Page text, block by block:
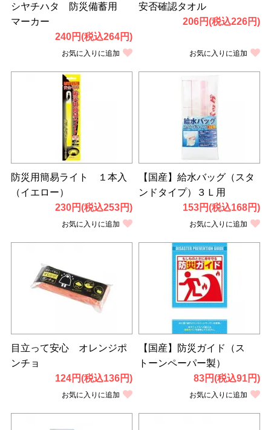
シヤチハタ 防災備蓄用
マーカー
240円(税込264円)
お気に入りに追加
安否確認タオル
206円(税込226円)
お気に入りに追加
防災用簡易ライト １本入
（イエロー）
230円(税込253円)
お気に入りに追加
【国産】給水バッグ（スタ
ンドタイプ）３Ｌ用
153円(税込168円)
お気に入りに追加
目立って安心 オレンジポ
ンチョ
124円(税込136円)
お気に入りに追加
【国産】防災ガイド（ス
トーンペーパー製）
83円(税込91円)
お気に入りに追加